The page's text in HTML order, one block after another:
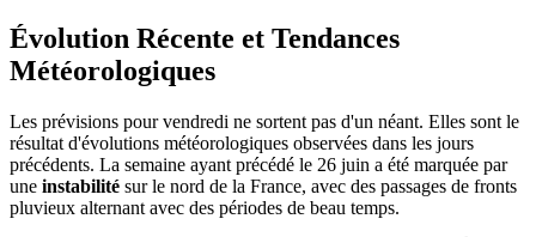
Évolution Récente et Tendances
Météorologiques
Les prévisions pour vendredi ne sortent pas d'un néant. Elles sont le
résultat d'évolutions météorologiques observées dans les jours
précédents. La semaine ayant précédé le 26 juin a été marquée par
une instabilité sur le nord de la France, avec des passages de fronts
pluvieux alternant avec des périodes de beau temps.